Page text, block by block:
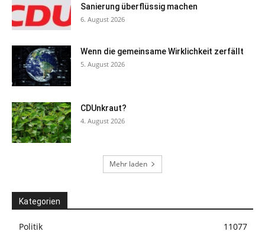
Sanierung überflüssig machen
6. August 2026
Wenn die gemeinsame Wirklichkeit zerfällt
5. August 2026
CDUnkraut?
4. August 2026
Mehr laden
Kategorien
Politik
11077